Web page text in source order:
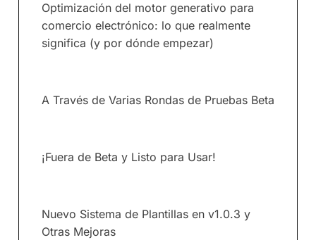
Optimización del motor generativo para
comercio electrónico: lo que realmente
significa (y por dónde empezar)
A Través de Varias Rondas de Pruebas Beta
¡Fuera de Beta y Listo para Usar!
Nuevo Sistema de Plantillas en v1.0.3 y
Otras Mejoras